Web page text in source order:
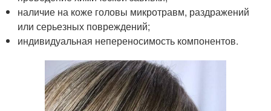
наличие на коже головы микротравм, раздражений
или серьезных повреждений;
индивидуальная непереносимость компонентов.